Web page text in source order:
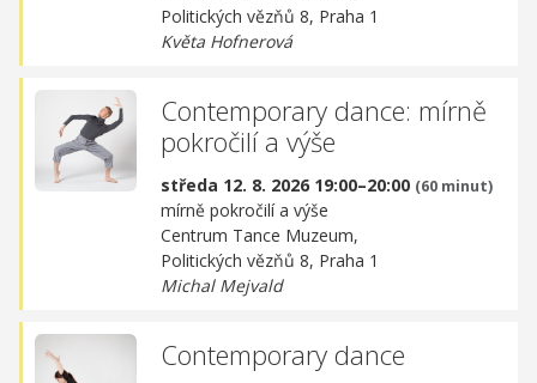
Politických vězňů 8, Praha 1
Květa Hofnerová
Contemporary dance: mírně
pokročilí a výše
středa 12. 8. 2026 19:00–20:00 (60 minut)
mírně pokročilí a výše
Centrum Tance Muzeum,
Politických vězňů 8, Praha 1
Michal Mejvald
Contemporary dance